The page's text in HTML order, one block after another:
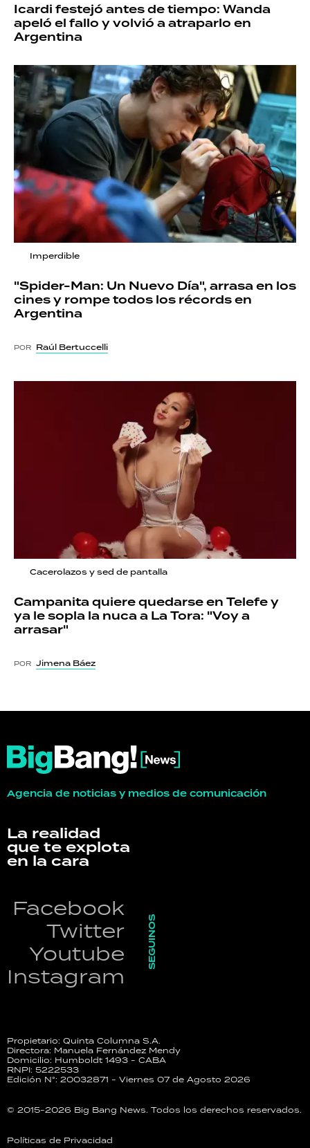
Icardi festejó antes de tiempo: Wanda
apeló el fallo y volvió a atraparlo en
Argentina
Imperdible
"Spider-Man: Un Nuevo Día", arrasa en los
cines y rompe todos los récords en
Argentina
POR Raúl Bertuccelli
Cacerolazos y sed de pantalla
Campanita quiere quedarse en Telefe y
ya le sopla la nuca a La Tora: "Voy a
arrasar"
POR Jimena Báez
Agencia de noticias y medios de comunicación
La realidad
que te explota
en la cara
Facebook
Twitter
Youtube
Instagram
SEGUINOS
Propietario: Quinta Columna S.A.
Directora: Manuela Fernández Mendy
Domicilio: Humboldt 1493 - CABA
RNPI: 5222533
Edición N°: 20032871 - Viernes 07 de Agosto 2026
© 2015-2026 Big Bang News. Todos los derechos reservados.
Políticas de Privacidad